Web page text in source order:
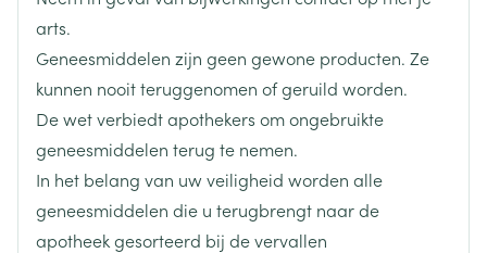
Ingrediënten
geen actieve ingrediënten
Behoud Kamertemperatuur (15°C - 25°C)
arts.
Geneesmiddelen zijn geen gewone producten. Ze
kunnen nooit teruggenomen of geruild worden.
De wet verbiedt apothekers om ongebruikte
geneesmiddelen terug te nemen.
In het belang van uw veiligheid worden alle
geneesmiddelen die u terugbrengt naar de
apotheek gesorteerd bij de vervallen